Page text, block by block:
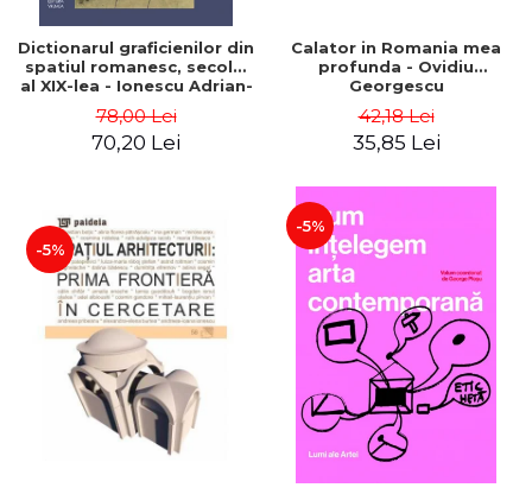
Dictionarul graficienilor din
spatiul romanesc, secolul
al XIX-lea - Ionescu Adrian-
78,00 Lei
70,20 Lei
Calator in Romania mea
profunda - Ovidiu
Georgescu
42,18 Lei
35,85 Lei
-5%
-5%